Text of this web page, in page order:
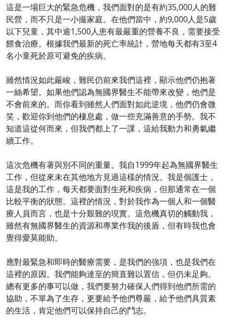
這是一場巨大的緊急危機，我們面對的是有約35,000人的難
民營，而不只是一小撮家庭。在他們當中，約9,000人是5歲
以下兒童，其中逾1,500人患有最嚴重的營養不良，需要接受
餵食治療。根據我們最新的死亡率統計，營地每天都有3至4
名小童死於原可避免的疾病。
雖然情況如此嚴峻，難民仍前來我們這裡，顯示他們仍抱著
一絲希望。如果他們認為無國界醫生不能帶來改變，他們是
不會前來的。而你看到雖然人們面對如此逆境，他們仍會微
笑，歡迎你到他們的棲息處，做一些充滿善意的手勢。我不
知道這從何而來，但我們都上了一課，這給我動力和勇氣繼
續工作。
這次危機有著與別不同的重量。我自1999年起為無國界醫生
工作，但從來未在其他地方見過這樣的情況。我是個護士，
這是我的工作，每天都要面對生死和疾病，但那通常在一個
比較平衡的狀態。這裡的情況，對於我作為一個人和一個醫
療人員而言，也是十分艱難的現實。這危機真切的觸動我，
雖然有無國界醫生的資源和專業作我的後盾，但有時我也會
覺得愛莫能助。
應對最緊急和即時的醫療需要，是我們的強項，也是我們在
這裡的原因。我們能夠達至的簡直難以置信，但仍未足夠。
總有更多的事可以做，我們要努力確保人們得到他們所需的
協助，不單為了生存，更要給予他們尊嚴，給予他們具質素
的生活，肯定他們可以保持自己的鬥志。